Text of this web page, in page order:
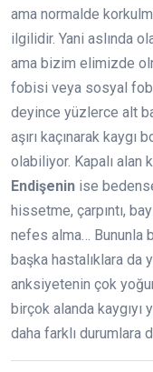
ama normalde
ilgilidir. Yani aslında
ama bizim elimizde
fobisi veya sosyal
deyince yüzlerce alt
aşırı kaçınarak
olabiliyor. Kapalı alan
Endişenin ise
hissetme, çarpıntı,
nefes alma… Bununla
başka hastalıklara
anksiyetenin çok
birçok alanda kaygıyı
daha farklı durumlara